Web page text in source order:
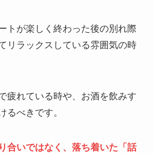
トが楽しく終わった後の別れ際
リラックスしている雰囲気の時
疲れている時や、お酒を飲みす
るべきです。
合いではなく、落ち着いた「話